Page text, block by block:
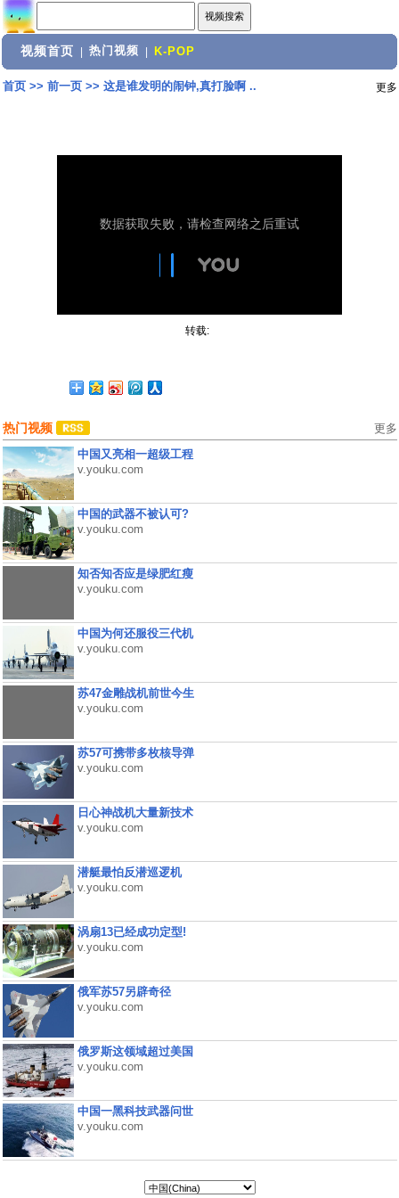
视频首页 热门视频 K-POP
首页>> 前一页>> 这是谁发明的闹钟,真打脸啊 .. 更多
转载:
热门视频 更多
中国又亮相一超级工程
v.youku.com
中国的武器不被认可?
v.youku.com
知否知否应是绿肥红瘦
v.youku.com
中国为何还服役三代机
v.youku.com
苏47金雕战机前世今生
v.youku.com
苏57可携带多枚核导弹
v.youku.com
日心神战机大量新技术
v.youku.com
潜艇最怕反潜巡逻机
v.youku.com
涡扇13已经成功定型!
v.youku.com
俄军苏57另辟奇径
v.youku.com
俄罗斯这领域超过美国
v.youku.com
中国一黑科技武器问世
v.youku.com